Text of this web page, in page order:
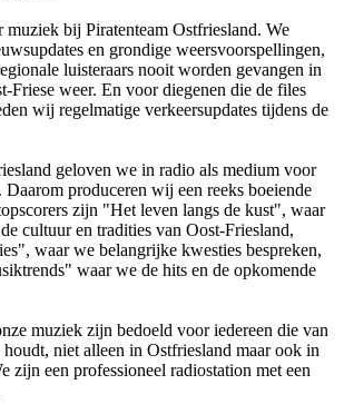
bij Piratenteam Ostfriesland. We
en grondige weersvoorspellingen,
luisteraars nooit worden gevangen in
Friese weer. En voor diegenen die de files
wij regelmatige verkeersupdates tijdens de
geloven we in radio als medium voor
Daarom produceren wij een reeks boeiende
zijn "Het leven langs de kust", waar
cultuur en tradities van Oost-Friesland,
waar we belangrijke kwesties bespreken,
waar we de hits en de opkomende
muziek zijn bedoeld voor iedereen die van
houdt, niet alleen in Ostfriesland maar ook in
zijn een professioneel radiostation met een